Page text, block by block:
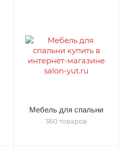
Мебель для спальни
360 товаров